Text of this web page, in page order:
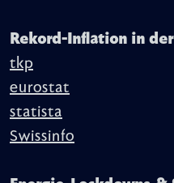
Rekord-Inflation in der
tkp
eurostat
statista
Swissinfo